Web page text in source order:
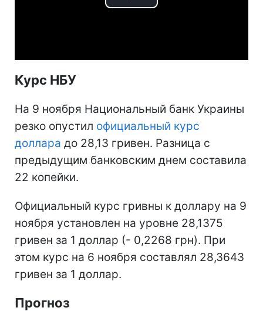
Play
Курс НБУ
На 9 ноября Национальный банк Украины
резко опустил официальный курс
доллара до 28,13 гривен. Разница с
предыдущим банковским днем составила
22 копейки.
Официальный курс гривны к доллару на 9
ноября установлен на уровне 28,1375
гривен за 1 доллар (- 0,2268 грн). При
этом курс на 6 ноября составлял 28,3643
гривен за 1 доллар.
Прогноз